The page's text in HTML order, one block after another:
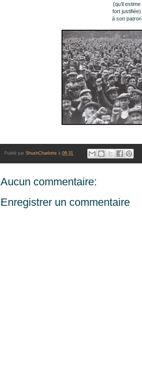
(qu’il estime
fort justifiée)
à son patron
Publié par ShushCharlotte à 08:31
Aucun commentaire:
Enregistrer un commentaire